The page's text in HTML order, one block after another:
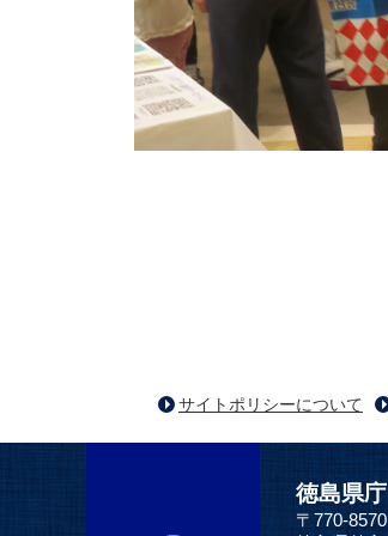
サイトポリシーについて
徳島県庁
〒770-8570